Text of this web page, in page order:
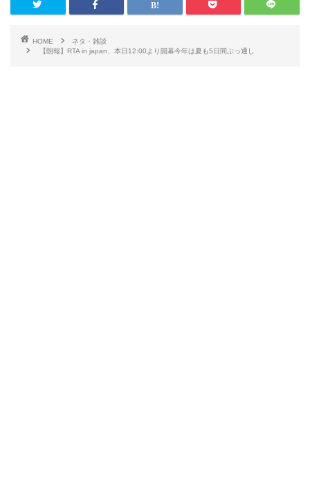
HOME
ネタ・雑談
【朗報】RTA in japan、本日12:00より開幕今年は夏も5日間ぶっ通し